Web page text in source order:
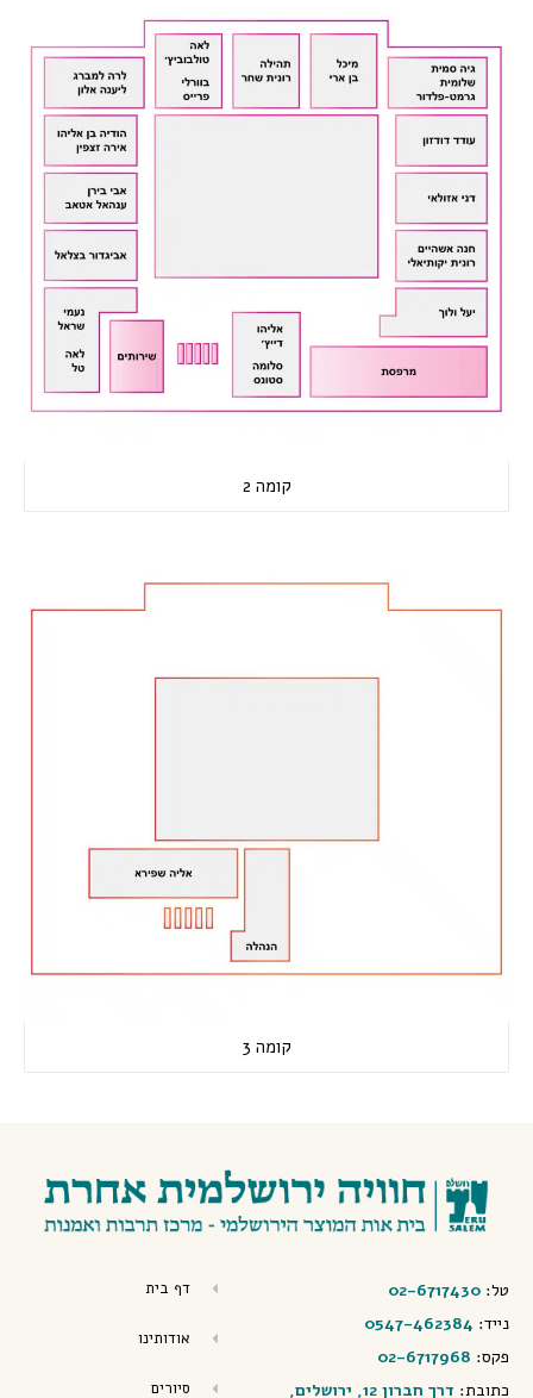
קומה 2
קומה 3
טל: 02-6717430
נייד: 0547-462384
פקס: 02-6717968
כתובת:
דרך חברון 12, ירושלים,
דף בית
אודותינו
סיורים